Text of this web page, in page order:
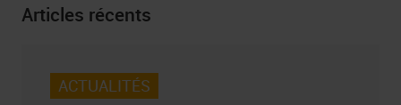
Articles récents
ACTUALITÉS